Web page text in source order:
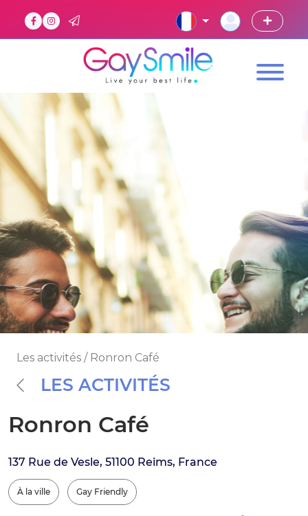
Les activités / Ronron Café
LES ACTIVITÉS
Ronron Café
137 Rue de Vesle, 51100 Reims, France
À la ville Gay Friendly